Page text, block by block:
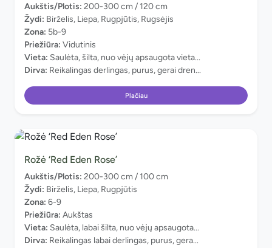
Aukštis/Plotis: 200-300 cm / 120 cm
Žydi: Birželis, Liepa, Rugpjūtis, Rugsėjis
Zona: 5b-9
Priežiūra: Vidutinis
Vieta: Saulėta, šilta, nuo vėjų apsaugota vieta...
Dirva: Reikalingas derlingas, purus, gerai dren...
Plačiau
Rožė ‘Red Eden Rose’
Aukštis/Plotis: 200-300 cm / 100 cm
Žydi: Birželis, Liepa, Rugpjūtis
Zona: 6-9
Priežiūra: Aukštas
Vieta: Saulėta, labai šilta, nuo vėjų apsaugota...
Dirva: Reikalingas labai derlingas, purus, gera...